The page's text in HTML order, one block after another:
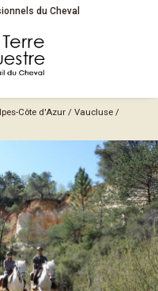
du Cheval
Côte d'Azur /Vaucluse /